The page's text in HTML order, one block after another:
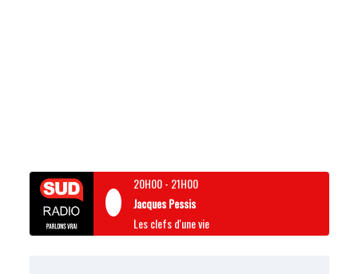
20H00- 21H00
Jacques Pessis
Les clefs d'une vie